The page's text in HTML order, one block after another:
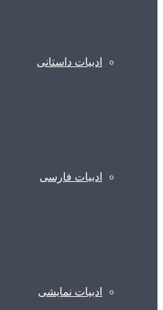
ادبیات داستانی
ادبیات فارسی
ادبیات نمایشی